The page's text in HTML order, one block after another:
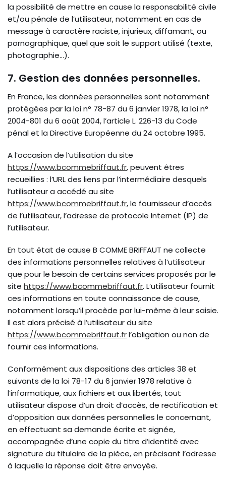
la possibilité de mettre en cause la responsabilité civile
et/ou pénale de l’utilisateur, notamment en cas de
message à caractère raciste, injurieux, diffamant, ou
pornographique, quel que soit le support utilisé (texte,
photographie…).
7. Gestion des données personnelles.
En France, les données personnelles sont notamment
protégées par la loi n° 78-87 du 6 janvier 1978, la loi n°
2004-801 du 6 août 2004, l’article L. 226-13 du Code
pénal et la Directive Européenne du 24 octobre 1995.
A l’occasion de l’utilisation du site
https://www.bcommebriffaut.fr, peuvent êtres
recueillies : l’URL des liens par l’intermédiaire desquels
l’utilisateur a accédé au site
https://www.bcommebriffaut.fr, le fournisseur d’accès
de l’utilisateur, l’adresse de protocole Internet (IP) de
l’utilisateur.
En tout état de cause B COMME BRIFFAUT ne collecte
des informations personnelles relatives à l’utilisateur
que pour le besoin de certains services proposés par le
site https://www.bcommebriffaut.fr. L’utilisateur fournit
ces informations en toute connaissance de cause,
notamment lorsqu’il procède par lui-même à leur saisie.
Il est alors précisé à l’utilisateur du site
https://www.bcommebriffaut.frl’obligation ou non de
fournir ces informations.
Conformément aux dispositions des articles 38 et
suivants de la loi 78-17 du 6 janvier 1978 relative à
l’informatique, aux fichiers et aux libertés, tout
utilisateur dispose d’un droit d’accès, de rectification et
d’opposition aux données personnelles le concernant,
en effectuant sa demande écrite et signée,
accompagnée d’une copie du titre d’identité avec
signature du titulaire de la pièce, en précisant l’adresse
à laquelle la réponse doit être envoyée.